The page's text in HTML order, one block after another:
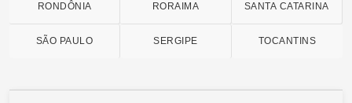
RONDÔNIA RORAIMA SANTA CATARINA
SÃO PAULO SERGIPE TOCANTINS